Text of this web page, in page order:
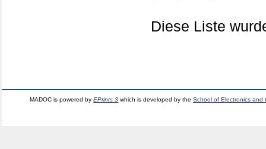
Diese Liste
MADOC is powered byEPrints 3 which is developed by theSchool of Electronics and